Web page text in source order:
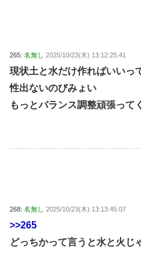
265: 名無し 2025/10/23(木) 13:12:25.41
現状土と水だけ作ればいいっ
性出ないのびみょい
もっとバランス調整頑張って
268: 名無し 2025/10/23(木) 13:13:45.07
>>265
どっちかって言うと水と火じ